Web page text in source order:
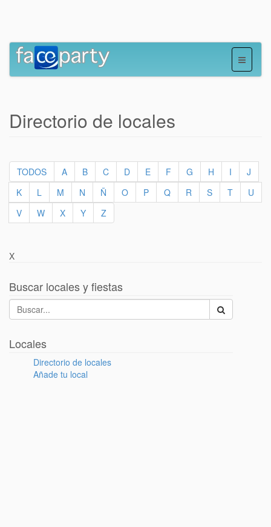
Directorio de locales
TODOS A B C D E F G H I
J
K
L M N Ñ O P Q R S T
U
V
W X Y Z
X
Buscar locales y fiestas
Locales
Directorio de locales
Añade tu local